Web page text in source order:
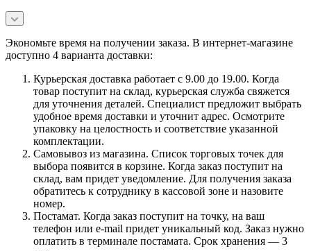
Экономьте время на получении заказа. В интернет-магазине
доступно 4 варианта доставки:
Курьерская доставка работает с 9.00 до 19.00. Когда
товар поступит на склад, курьерская служба свяжется
для уточнения деталей. Специалист предложит выбрать
удобное время доставки и уточнит адрес. Осмотрите
упаковку на целостность и соответствие указанной
комплектации.
Самовывоз из магазина. Список торговых точек для
выбора появится в корзине. Когда заказ поступит на
склад, вам придет уведомление. Для получения заказа
обратитесь к сотруднику в кассовой зоне и назовите
номер.
Постамат. Когда заказ поступит на точку, на ваш
телефон или e-mail придет уникальный код. Заказ нужно
оплатить в терминале постамата. Срок хранения — 3